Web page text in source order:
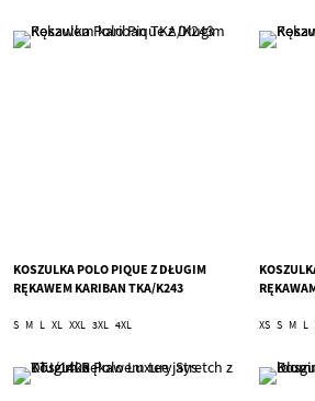
KOSZULKA POLO PIQUE Z DŁUGIM
RĘKAWEM KARIBAN TKA/K243
S M L XL XXL 3XL 4XL XS S M L